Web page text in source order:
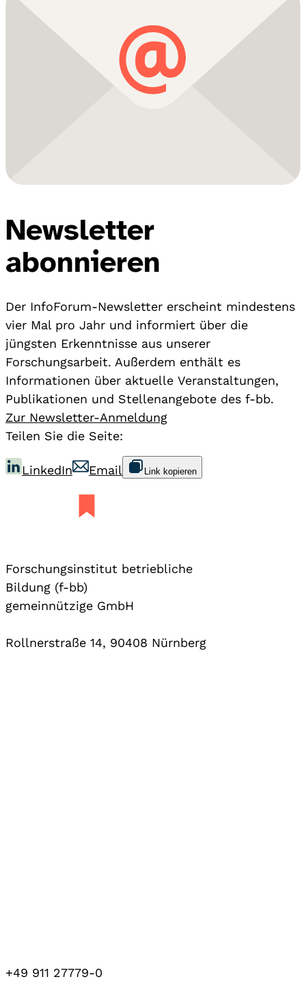
Newsletter
abonnieren
Der InfoForum-Newsletter erscheint mindestens
vier Mal pro Jahr und informiert über die
jüngsten Erkenntnisse aus unserer
Forschungsarbeit. Außerdem enthält es
Informationen über aktuelle Veranstaltungen,
Publikationen und Stellenangebote des f-bb.
Zur Newsletter-Anmeldung
Teilen Sie die Seite:
LinkedIn Email Link kopieren
Forschungsinstitut betriebliche
Bildung (f-bb)
gemeinnützige GmbH
Rollnerstraße 14, 90408 Nürnberg
+49 911 27779-0